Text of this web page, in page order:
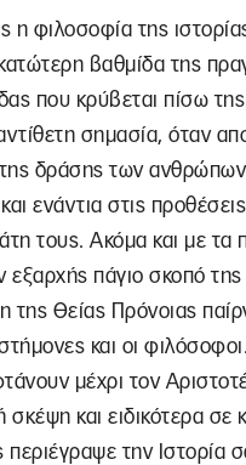
φιλοσοφία της
βαθμίδα της
που κρύβεται πίσω
σημασία, όταν
δράσης των ανθρώπων
ενάντια στις
τους. Ακόμα και με τα
πάγιο σκοπό της
Θείας Πρόνοιας
και οι
μέχρι τον
σκέψη και ειδικότερα
την Iστορία